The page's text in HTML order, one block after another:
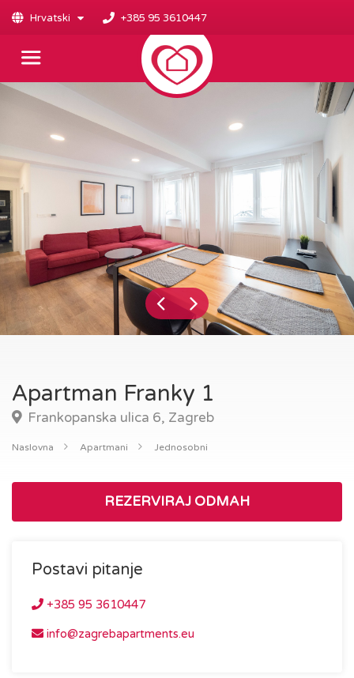
Hrvatski +385 95 3610447
Apartman Franky 1
Frankopanska ulica 6, Zagreb
Naslovna Apartmani Jednosobni
REZERVIRAJ ODMAH
Postavi pitanje
+385 95 3610447
info@zagrebapartments.eu